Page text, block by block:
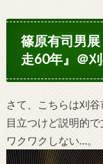
篠原有司男
走60年』＠
さて、こちらは刈谷
目立つけど説明的
ワクワクしない…。